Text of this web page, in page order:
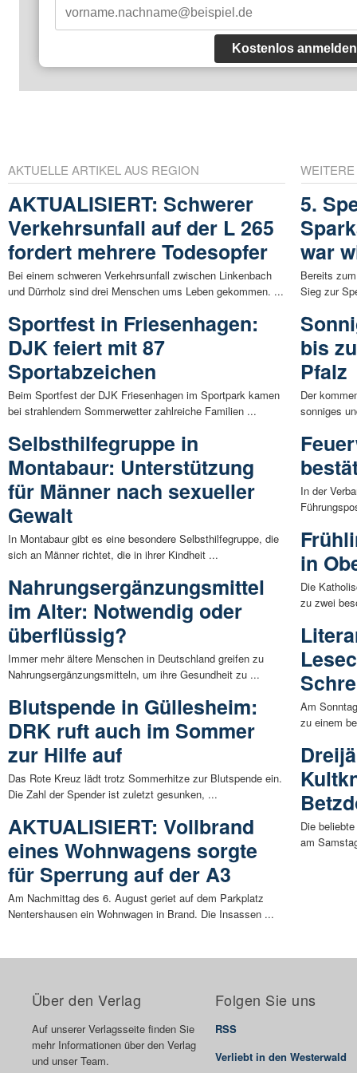
Kostenlos anmelden
AKTUELLE ARTIKEL AUS REGION
AKTUALISIERT: Schwerer
Verkehrsunfall auf der L 265
fordert mehrere Todesopfer
Bei einem schweren Verkehrsunfall zwischen Linkenbach
und Dürrholz sind drei Menschen ums Leben gekommen. ...
Sportfest in Friesenhagen:
DJK feiert mit 87
Sportabzeichen
Beim Sportfest der DJK Friesenhagen im Sportpark kamen
bei strahlendem Sommerwetter zahlreiche Familien ...
Selbsthilfegruppe in
Montabaur: Unterstützung
für Männer nach sexueller
Gewalt
In Montabaur gibt es eine besondere Selbsthilfegruppe, die
sich an Männer richtet, die in ihrer Kindheit ...
Nahrungsergänzungsmittel
im Alter: Notwendig oder
überflüssig?
Immer mehr ältere Menschen in Deutschland greifen zu
Nahrungsergänzungsmitteln, um ihre Gesundheit zu ...
Blutspende in Güllesheim:
DRK ruft auch im Sommer
zur Hilfe auf
Das Rote Kreuz lädt trotz Sommerhitze zur Blutspende ein.
Die Zahl der Spender ist zuletzt gesunken, ...
AKTUALISIERT: Vollbrand
eines Wohnwagens sorgte
für Sperrung auf der A3
Am Nachmittag des 6. August geriet auf dem Parkplatz
Nentershausen ein Wohnwagen in Brand. Die Insassen ...
5.
war
Bereits
Sieg zur
bis
Pfalz
Der
sonniges
In der
in
Die
zu zwei
Am
zu einem
Die
am
Über den Verlag
Auf unserer Verlagsseite finden Sie
mehr Informationen über den Verlag
und unser Team.
Folgen Sie uns
RSS
Verliebt in den Westerwald